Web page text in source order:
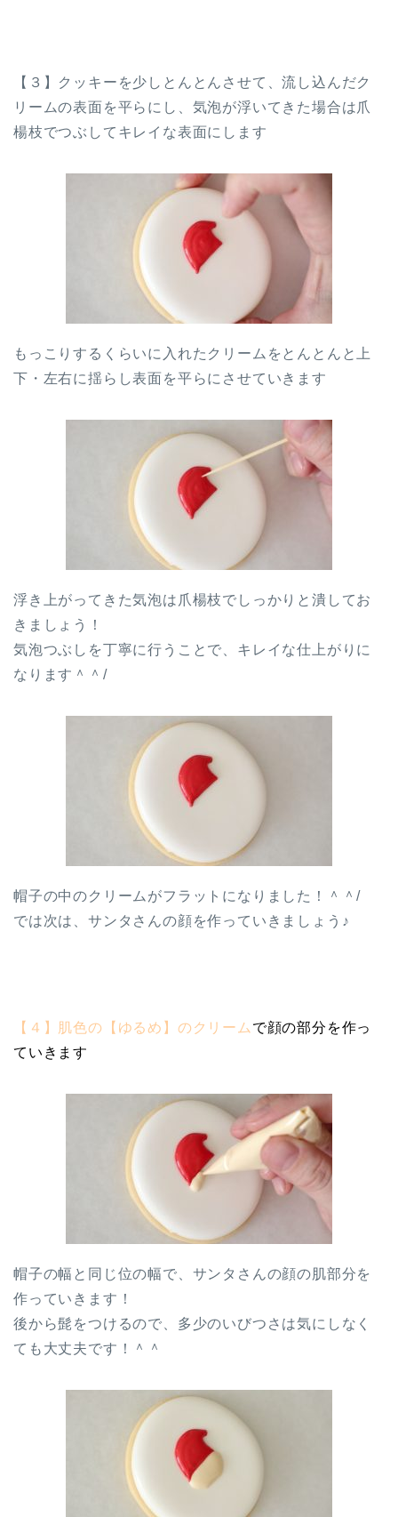
【３】クッキーを少しとんとんさせて、流し込んだク
リームの表面を平らにし、気泡が浮いてきた場合は爪
楊枝でつぶしてキレイな表面にします
もっこりするくらいに入れたクリームをとんとんと上
下・左右に揺らし表面を平らにさせていきます
浮き上がってきた気泡は爪楊枝でしっかりと潰してお
きましょう！
気泡つぶしを丁寧に行うことで、キレイな仕上がりに
なります＾＾/
帽子の中のクリームがフラットになりました！＾＾/
では次は、サンタさんの顔を作っていきましょう♪
【４】 肌色の【ゆるめ】のクリーム で顔の部分を作っ
ていきます
帽子の幅と同じ位の幅で、サンタさんの顔の肌部分を
作っていきます！
後から髭をつけるので、多少のいびつさは気にしなく
ても大丈夫です！＾＾